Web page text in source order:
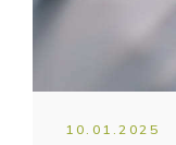
10.01.2025